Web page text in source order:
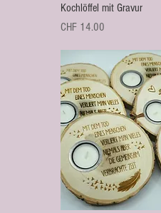
Schnellansicht
Kochlöffel mit Gravur
Preis
CHF 14.00